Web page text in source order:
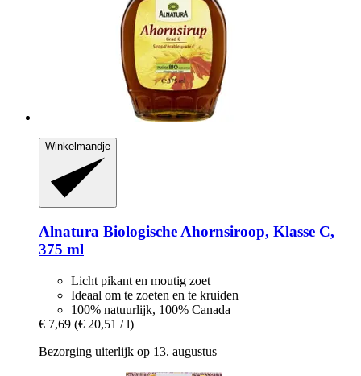
Winkelmandje
Alnatura Biologische Ahornsiroop, Klasse C,
375 ml
Licht pikant en moutig zoet
Ideaal om te zoeten en te kruiden
100% natuurlijk, 100% Canada
€ 7,69 (€ 20,51 / l)
Bezorging uiterlijk op 13. augustus